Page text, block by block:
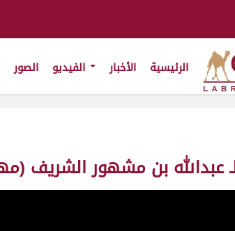
الرئيسية الأخبار الصور